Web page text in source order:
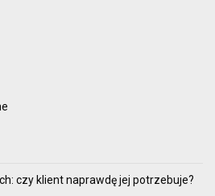
czy klient naprawdę jej potrzebuje?